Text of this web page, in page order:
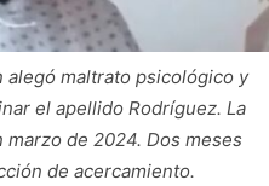
alegó maltrato psicológico y
el apellido Rodríguez. La
de 2024. Dos meses
de acercamiento.